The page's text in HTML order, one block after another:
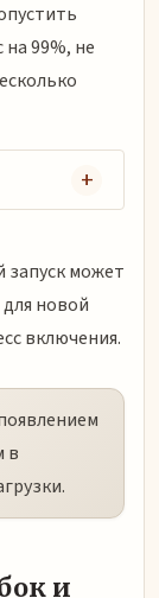
99%, не
запуск может
новой
включения.
в
и